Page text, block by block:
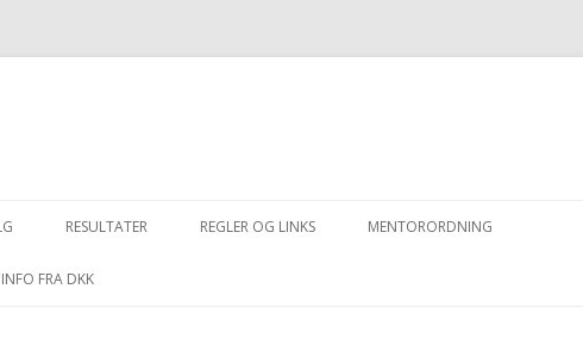
til
AF GORDON
PLANLAGT PARRING
RESULTATER
MARKPRØVE
REGLER OG LINKS MENTORORDNING
INFO FRA DKK